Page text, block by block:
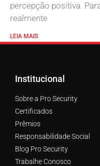
percepção positiva.
realmente
LEIA MAIS
Institucional
Sobre a Pro Security
Certificados
Prêmios
Responsabilidade Social
Blog Pro Security
Trabalhe Conosco